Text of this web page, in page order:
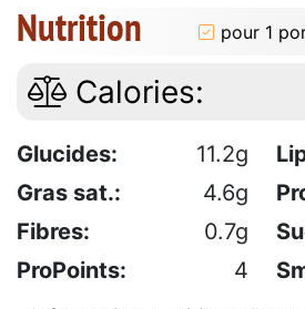
Nutrition pour 1
Calories:
Glucides: 11.2g
Gras sat.:
4.6g
Fibres:
0.7g
ProPoints:
4